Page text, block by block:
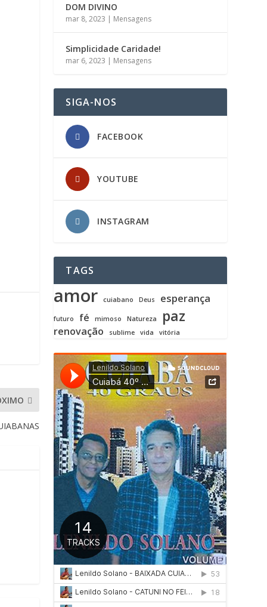
DOM DIVINO
mar 8, 2023 | Mensagens
Simplicidade Caridade!
mar 6, 2023 | Mensagens
SIGA-NOS
FACEBOOK
YOUTUBE
INSTAGRAM
TAGS
amor cuiabano Deus esperança
futuro fé mimoso Natureza paz
renovação sublime vida vitória